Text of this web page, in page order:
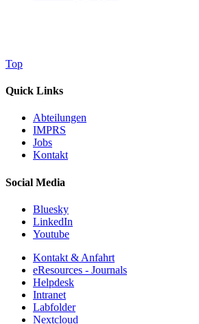
Top
Quick Links
Abteilungen
IMPRS
Jobs
Kontakt
Social Media
Bluesky
LinkedIn
Youtube
Kontakt & Anfahrt
eResources - Journals
Helpdesk
Intranet
Labfolder
Nextcloud